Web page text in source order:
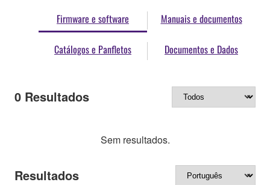
Firmware e software Manuais e documentos
Catálogos e Panfletos Documentos e Dados
0 Resultados
Sem resultados.
Resultados